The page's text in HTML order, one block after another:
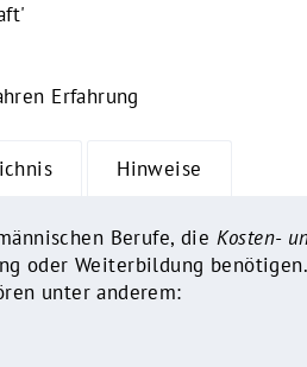
Erfahrung
Berufe, die Kosten-
oder Weiterbildung benötigen.
unter anderem:
Hinweise